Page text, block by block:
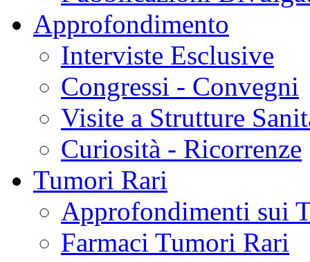
Approfondimento
Interviste Esclusive
Congressi - Convegni
Visite a Strutture
Curiosità - Ricorrenze
Tumori Rari
Approfondimenti sui
Farmaci Tumori Rari